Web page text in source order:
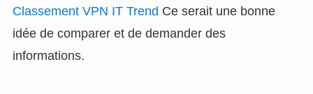
Classement VPN IT Trend Ce serait une bonne
idée de comparer et de demander des
informations.